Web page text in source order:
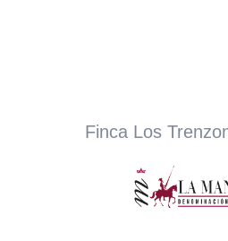
Finca Los